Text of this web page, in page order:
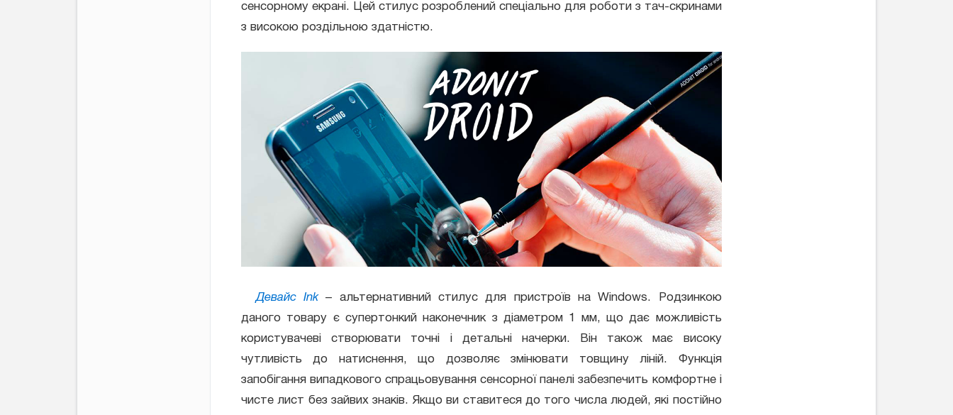
сенсорному екрані. Цей стилус розроблений спеціально для роботи з тач-скринами
з високою роздільною здатністю.
Девайс Ink– альтернативний стилус для пристроїв на Windows. Родзинкою
даного товару є супертонкий наконечник з діаметром 1 мм, що дає можливість
користувачеві створювати точні і детальні начерки. Він також має високу
чутливість до натиснення, що дозволяє змінювати товщину ліній. Функція
запобігання випадкового спрацьовування сенсорної панелі забезпечить комфортне і
чисте лист без зайвих знаків. Якщо ви ставитеся до того числа людей, які постійно